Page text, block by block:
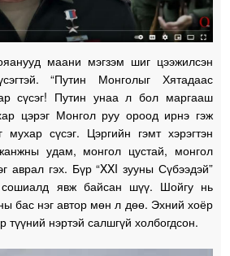
маани мэгзэм шиг цээжилсэн
“Путин Монголыг Хятадаас
сүсэг! Путин унаа л бол маргааш
цэрэг Монгол руу ороод ирнэ гэж
мухар сүсэг. Цэргийн гэмт хэрэгтэн
удам, монгол цустай, монгол
аврал гэх. Бүр “XXI зууны Сүбээдэй”
сошиалд явж байсан шүү. Шойгу нь
бас нэг автор мөн л дөө. Эхний хоёр
түүний нэртэй салшгүй холбогдсон.